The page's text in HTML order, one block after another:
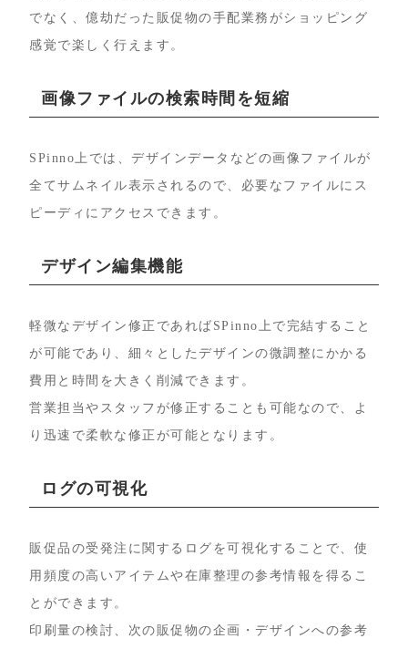
でなく、億劫だった販促物の手配業務がショッピング
感覚で楽しく行えます。
画像ファイルの検索時間を短縮
SPinno上では、デザインデータなどの画像ファイルが
全てサムネイル表示されるので、必要なファイルにス
ピーディにアクセスできます。
デザイン編集機能
軽微なデザイン修正であればSPinno上で完結すること
が可能であり、細々としたデザインの微調整にかかる
費用と時間を大きく削減できます。
営業担当やスタッフが修正することも可能なので、よ
り迅速で柔軟な修正が可能となります。
ログの可視化
販促品の受発注に関するログを可視化することで、使
用頻度の高いアイテムや在庫整理の参考情報を得るこ
とができます。
印刷量の検討、次の販促物の企画・デザインへの参考